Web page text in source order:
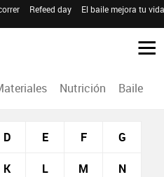
Refeed day El baile mejora tu
Nutrición Baile
D E F G
K L M N